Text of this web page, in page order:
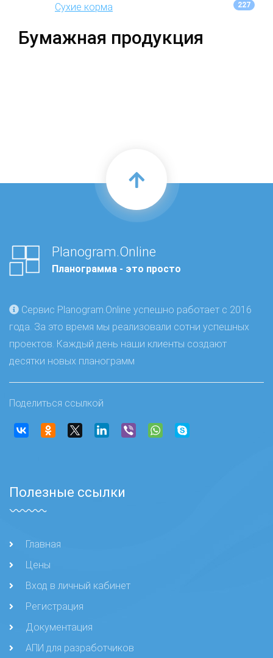
Сухие корма 227
Бумажная продукция
Planogram.Online
Планограмма - это просто
Сервис Planogram.Online успешно работает с 2016
года. За это время мы реализовали сотни успешных
проектов. Каждый день наши клиенты создают
десятки новых планограмм
Поделиться ссылкой
Полезные ссылки
Главная
Цены
Вход в личный кабинет
Регистрация
Документация
АПИ для разработчиков